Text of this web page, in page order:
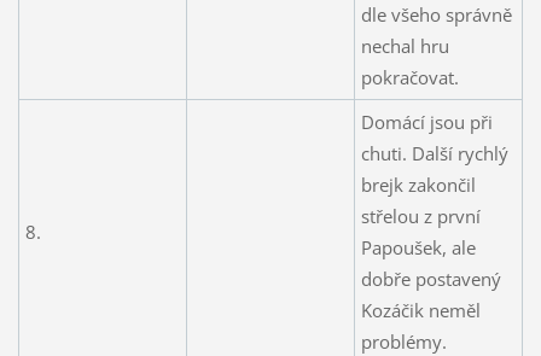
dle všeho správně
nechal hru
pokračovat.
8.
Domácí jsou při
chuti. Další rychlý
brejk zakončil
střelou z první
Papoušek, ale
dobře postavený
Kozáčik neměl
problémy.